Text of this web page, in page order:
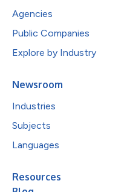
Agencies
Public Companies
Explore by Industry
Newsroom
Industries
Subjects
Languages
Resources